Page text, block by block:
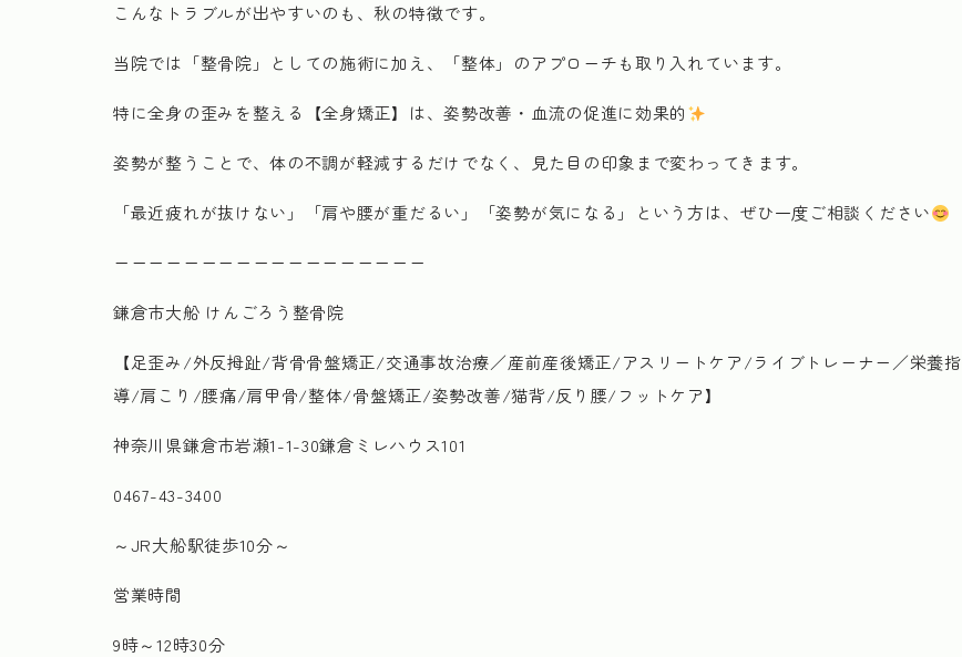
こんなトラブルが出やすいのも、秋の特徴です。
当院では「整骨院」としての施術に加え、「整体」のアプローチも取り入れています。
特に全身の歪みを整える【全身矯正】は、姿勢改善・血流の促進に効果的
姿勢が整うことで、体の不調が軽減するだけでなく、見た目の印象まで変わってきます。
「最近疲れが抜けない」「肩や腰が重だるい」「姿勢が気になる」という方は、ぜひ一度ご相談ください
ーーーーーーーーーーーーーーーーーー
鎌倉市大船 けんごろう整骨院
【足歪み/外反拇趾/背骨骨盤矯正/交通事故治療／産前産後矯正/アスリートケア/ライブトレーナー／栄養指
導/肩こり/腰痛/肩甲骨/整体/骨盤矯正/姿勢改善/猫背/反り腰/フットケア】
神奈川県鎌倉市岩瀬1-1-30鎌倉ミレハウス101
0467-43-3400
～JR大船駅徒歩10分～
営業時間
9時～12時30分